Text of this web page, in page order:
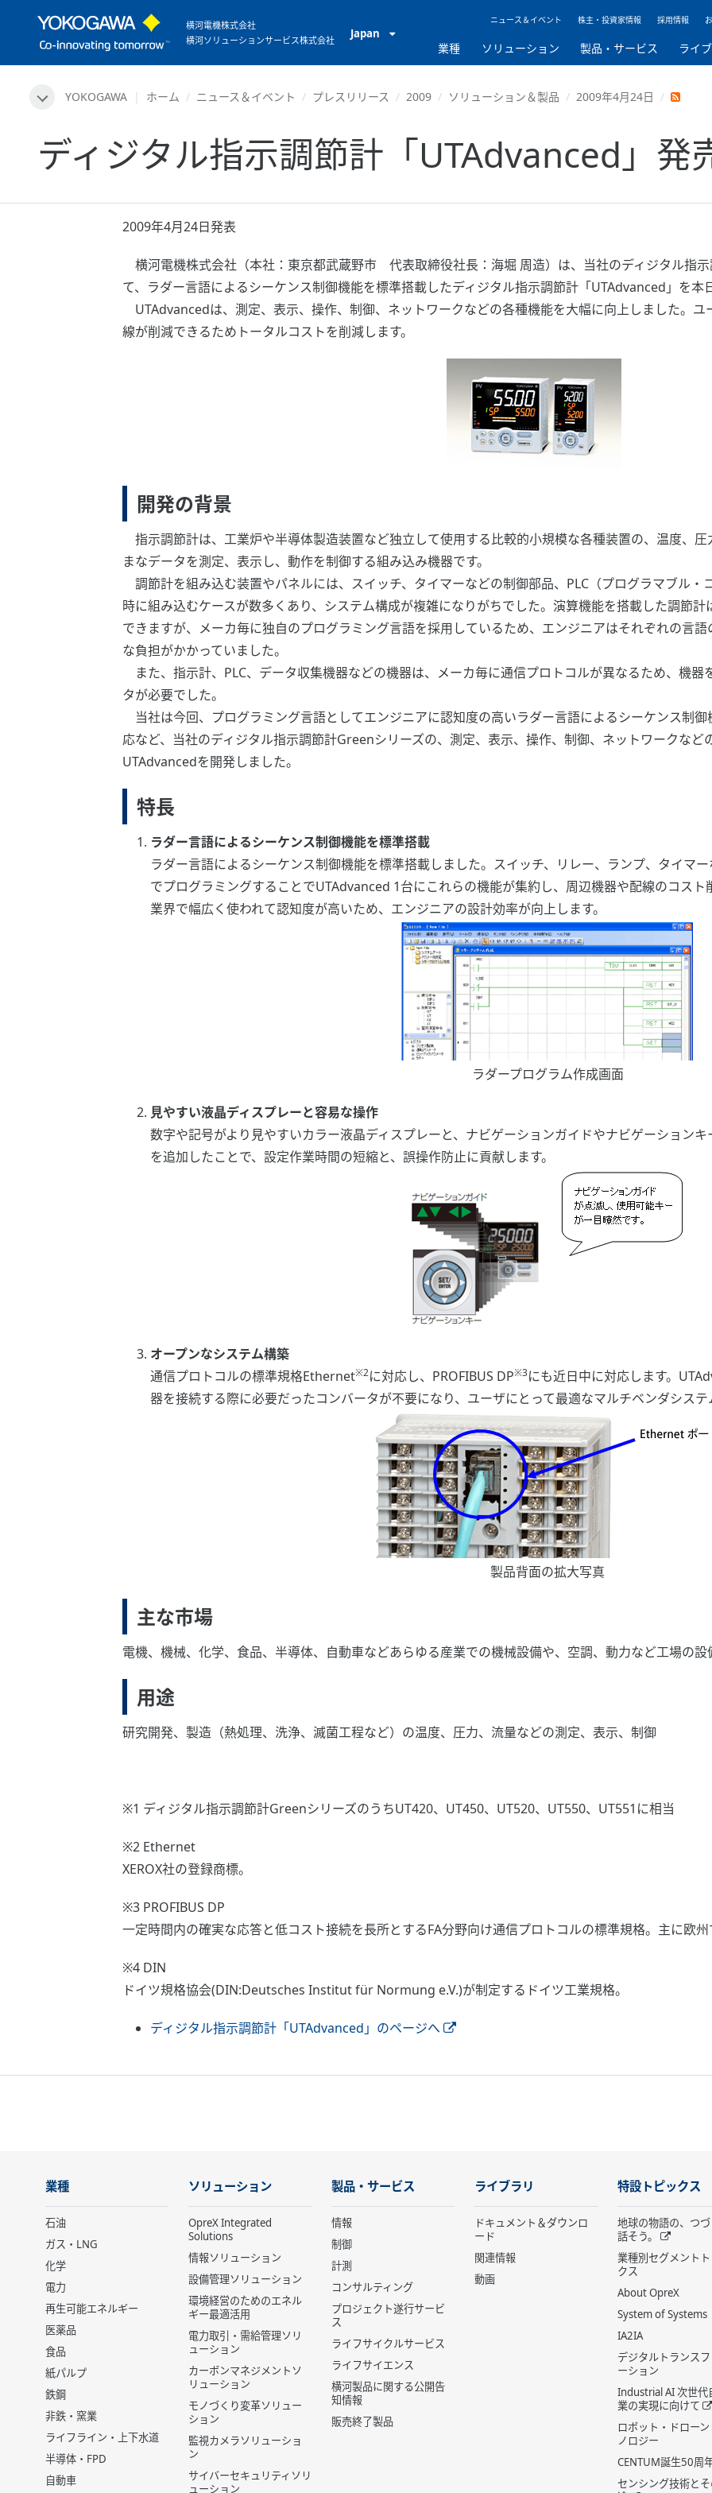
横河電機株式会社
横河ソリューションサービス株式会社
Japan
ニュース＆イベント 株主・投資家情報 採用情報
業種 ソリューション 製品・サービス ライ
YOKOGAWA ホーム ニュース＆イベント プレスリリース 2009 ソリューション＆製品 2009年4月24日
ディジタル指示調節計「UTAdvanced」発
2009年4月24日発表
横河電機株式会社（本社：東京都武蔵野市 代表取締役社長：海堀 周造）は、当社のディジタル指
て、ラダー言語によるシーケンス制御機能を標準搭載したディジタル指示調節計「UTAdvanced」を本
UTAdvancedは、測定、表示、操作、制御、ネットワークなどの各種機能を大幅に向上しました。
線が削減できるためトータルコストを削減します。
開発の背景
指示調節計は、工業炉や半導体製造装置など独立して使用する比較的小規模な各種装置の、温度、
まなデータを測定、表示し、動作を制御する組み込み機器です。
調節計を組み込む装置やパネルには、スイッチ、タイマーなどの制御部品、PLC（プログラマブル・
時に組み込むケースが数多くあり、システム構成が複雑になりがちでした。演算機能を搭載した調節
できますが、メーカ毎に独自のプログラミング言語を採用しているため、エンジニアはそれぞれの言
な負担がかかっていました。
また、指示計、PLC、データ収集機器などの機器は、メーカ毎に通信プロトコルが異なるため、機
タが必要でした。
当社は今回、プログラミング言語としてエンジニアに認知度の高いラダー言語によるシーケンス制
応など、当社のディジタル指示調節計Greenシリーズの、測定、表示、操作、制御、ネットワークなど
UTAdvancedを開発しました。
特長
ラダー言語によるシーケンス制御機能を標準搭載
ラダー言語によるシーケンス制御機能を標準搭載しました。スイッチ、リレー、ランプ、タイマ
でプログラミングすることでUTAdvanced 1台にこれらの機能が集約し、周辺機器や配線のコス
業界で幅広く使われて認知度が高いため、エンジニアの設計効率が向上します。
ラダープログラム作成画面
見やすい液晶ディスプレーと容易な操作
数字や記号がより見やすいカラー液晶ディスプレーと、ナビゲーションガイドやナビゲーション
を追加したことで、設定作業時間の短縮と、誤操作防止に貢献します。
オープンなシステム構築
通信プロトコルの標準規格Ethernet※2に対応し、PROFIBUS DP※3にも近日中に対応します。
器を接続する際に必要だったコンバータが不要になり、ユーザにとって最適なマルチベンダシス
製品背面の拡大写真
主な市場
電機、機械、化学、食品、半導体、自動車などあらゆる産業での機械設備や、空調、動力など工場の設
用途
研究開発、製造（熱処理、洗浄、滅菌工程など）の温度、圧力、流量などの測定、表示、制御
※1 ディジタル指示調節計GreenシリーズのうちUT420、UT450、UT520、UT550、UT551に相当
※2 Ethernet
XEROX社の登録商標。
※3 PROFIBUS DP
一定時間内の確実な応答と低コスト接続を長所とするFA分野向け通信プロトコルの標準規格。主に欧
※4 DIN
ドイツ規格協会(DIN:Deutsches Institut für Normung e.V.)が制定するドイツ工業規格。
ディジタル指示調節計「UTAdvanced」のページへ
業種
石油
ガス・LNG
化学
電力
再生可能エネルギー
医薬品
食品
紙パルプ
鉄鋼
非鉄・窯業
ライフライン・上下水道
半導体・FPD
自動車
ソリューション
OpreX Integrated
Solutions
情報ソリューション
設備管理ソリューション
環境経営のためのエネル
ギー最適活用
電力取引・需給管理ソリ
ューション
カーボンマネジメントソ
リューション
モノづくり変革ソリュー
ション
監視カメラソリューショ
ン
サイバーセキュリティソリ
ューション
製品・サービス
情報
制御
計測
コンサルティング
プロジェクト遂行サービ
ス
ライフサイクルサービス
ライフサイエンス
横河製品に関する公開告
知情報
販売終了製品
ライブラリ
ドキュメント＆ダウンロ
ード
関連情報
動画
特設トピックス
地球の物語の、つ
話そう。
業種別セグメント
クス
About OpreX
System of Systems
IA2IA
デジタルトランス
ーション
Industrial AI 次世代
業の実現に向けて
ロボット・ドロー
ノロジー
CENTUM誕生50周
センシング技術と